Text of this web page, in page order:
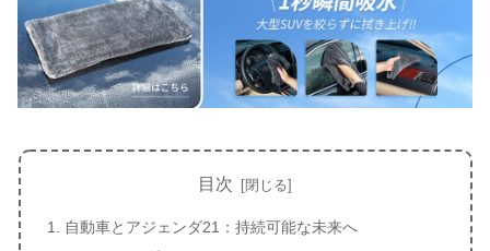
目次
自動車とアジェンダ21：持続可能な未来へ